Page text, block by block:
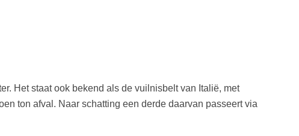
Het staat ook bekend als de vuilnisbelt van Italië, met
ton afval. Naar schatting een derde daarvan passeert via